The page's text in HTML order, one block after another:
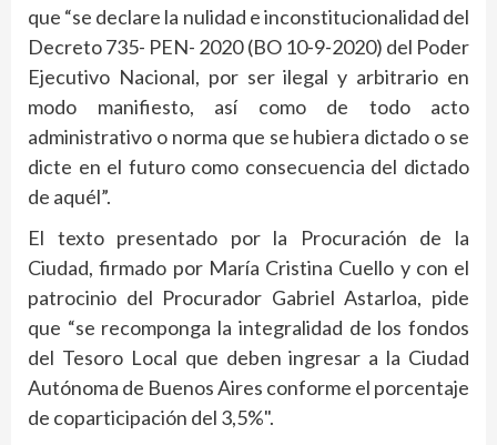
que “se declare la nulidad e inconstitucionalidad del
Decreto 735- PEN- 2020 (BO 10-9-2020) del Poder
Ejecutivo Nacional, por ser ilegal y arbitrario en
modo manifiesto, así como de todo acto
administrativo o norma que se hubiera dictado o se
dicte en el futuro como consecuencia del dictado
de aquél”.
El texto presentado por la Procuración de la
Ciudad, firmado por María Cristina Cuello y con el
patrocinio del Procurador Gabriel Astarloa, pide
que “se recomponga la integralidad de los fondos
del Tesoro Local que deben ingresar a la Ciudad
Autónoma de Buenos Aires conforme el porcentaje
de coparticipación del 3,5%".